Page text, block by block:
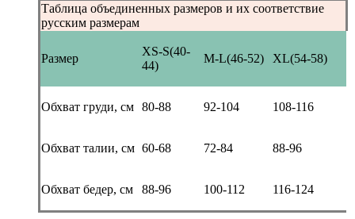
Таблица объединенных размеров и их соответствие
русским размерам
Размер
XS-S(40-
44)
M-L(46-52) XL(54-58)
Обхват груди, см 80-88 92-104 108-116
Обхват талии, см 60-68 72-84 88-96
Обхват бедер, см 88-96 100-112 116-124